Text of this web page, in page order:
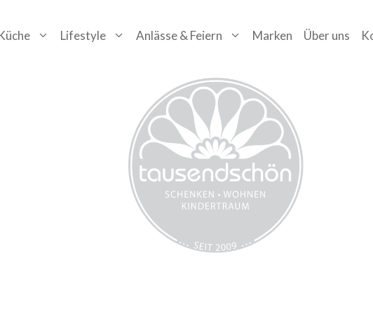
Lifestyle Anlässe & Feiern Marken Über uns